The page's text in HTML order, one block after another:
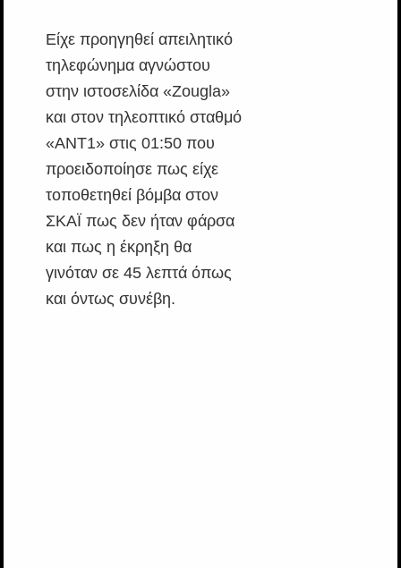
Είχε προηγηθεί απειλητικό
τηλεφώνημα αγνώστου
στην ιστοσελίδα «Zougla»
και στον τηλεοπτικό σταθμό
«ΑΝΤ1» στις 01:50 που
προειδοποίησε πως είχε
τοποθετηθεί βόμβα στον
ΣΚΑΪ πως δεν ήταν φάρσα
και πως η έκρηξη θα
γινόταν σε 45 λεπτά όπως
και όντως συνέβη.